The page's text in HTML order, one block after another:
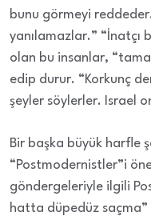
bunu görmeyi
yanılamazlar.” “İnatçı
olan bu insanlar,
edip durur. “Korkunç
şeyler söylerler. Israel
Bir başka büyük harfle
“Postmodernistler”i
göndergeleriyle ilgili
hatta düpedüz saçma”